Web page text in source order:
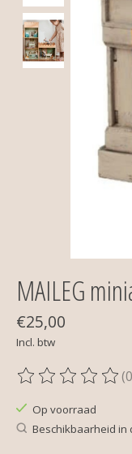
MAILEG
€25,00
Incl. btw
De beoordeling
Op voorraad
Beschikbaarheid in